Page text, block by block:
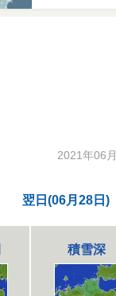
2021年06
翌日(06月28日)
積雪深